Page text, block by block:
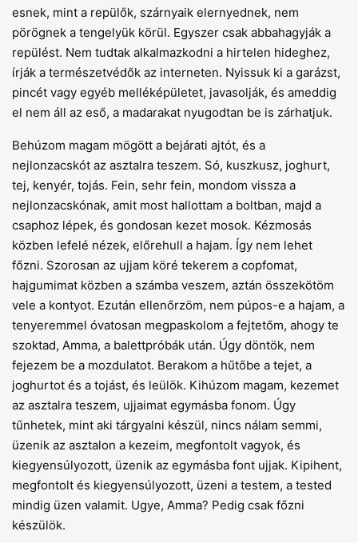
esnek, mint a repülők, szárnyaik elernyednek, nem
pörögnek a tengelyük körül. Egyszer csak abbahagyják a
repülést. Nem tudtak alkalmazkodni a hirtelen hideghez,
írják a természetvédők az interneten. Nyissuk ki a garázst,
pincét vagy egyéb melléképületet, javasolják, és ameddig
el nem áll az eső, a madarakat nyugodtan be is zárhatjuk.
Behúzom magam mögött a bejárati ajtót, és a
nejlonzacskót az asztalra teszem. Só, kuszkusz, joghurt,
tej, kenyér, tojás. Fein, sehr fein, mondom vissza a
nejlonzacskónak, amit most hallottam a boltban, majd a
csaphoz lépek, és gondosan kezet mosok. Kézmosás
közben lefelé nézek, előrehull a hajam. Így nem lehet
főzni. Szorosan az ujjam köré tekerem a copfomat,
hajgumimat közben a számba veszem, aztán összekötöm
vele a kontyot. Ezután ellenőrzöm, nem púpos-e a hajam, a
tenyeremmel óvatosan megpaskolom a fejtetőm, ahogy te
szoktad, Amma, a balettpróbák után. Úgy döntök, nem
fejezem be a mozdulatot. Berakom a hűtőbe a tejet, a
joghurtot és a tojást, és leülök. Kihúzom magam, kezemet
az asztalra teszem, ujjaimat egymásba fonom. Úgy
tűnhetek, mint aki tárgyalni készül, nincs nálam semmi,
üzenik az asztalon a kezeim, megfontolt vagyok, és
kiegyensúlyozott, üzenik az egymásba font ujjak. Kipihent,
megfontolt és kiegyensúlyozott, üzeni a testem, a tested
mindig üzen valamit. Ugye, Amma? Pedig csak főzni
készülök.